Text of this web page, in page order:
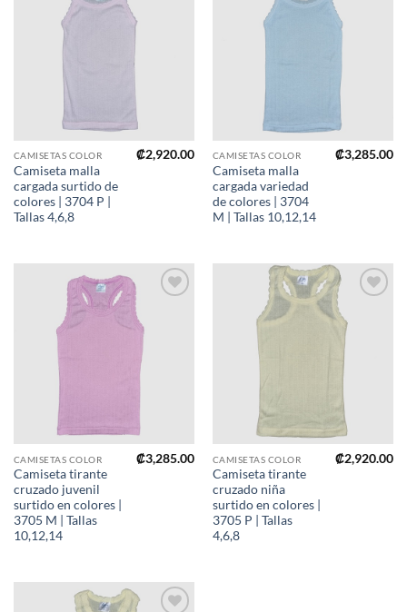
CAMISETAS COLOR
Camiseta malla
cargada surtido de
colores | 3704 P |
Tallas 4,6,8
₡2,920.00 CAMISETAS COLOR
Camiseta malla
cargada variedad
de colores | 3704
M | Tallas 10,12,14
₡3,285.00
CAMISETAS COLOR
Camiseta tirante
cruzado juvenil
surtido en colores |
3705 M | Tallas
10,12,14
₡3,285.00 CAMISETAS COLOR
Camiseta tirante
cruzado niña
surtido en colores |
3705 P | Tallas
4,6,8
₡2,920.00